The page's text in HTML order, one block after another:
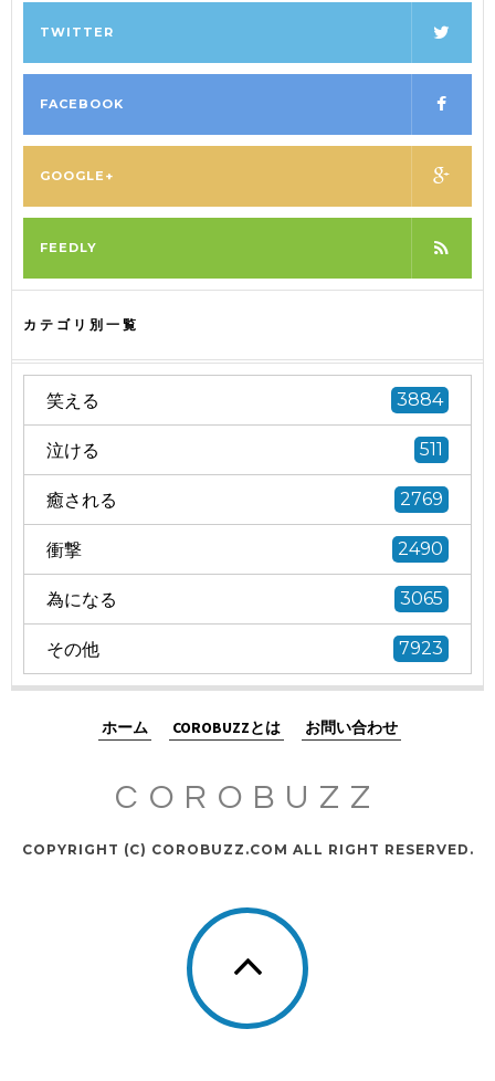
TWITTER
FACEBOOK
GOOGLE+
FEEDLY
カテゴリ別一覧
笑える 3884
泣ける 511
癒される 2769
衝撃 2490
為になる 3065
その他 7923
ホーム COROBUZZとは お問い合わせ
COROBUZZ
COPYRIGHT (C) COROBUZZ.COM ALL RIGHT RESERVED.